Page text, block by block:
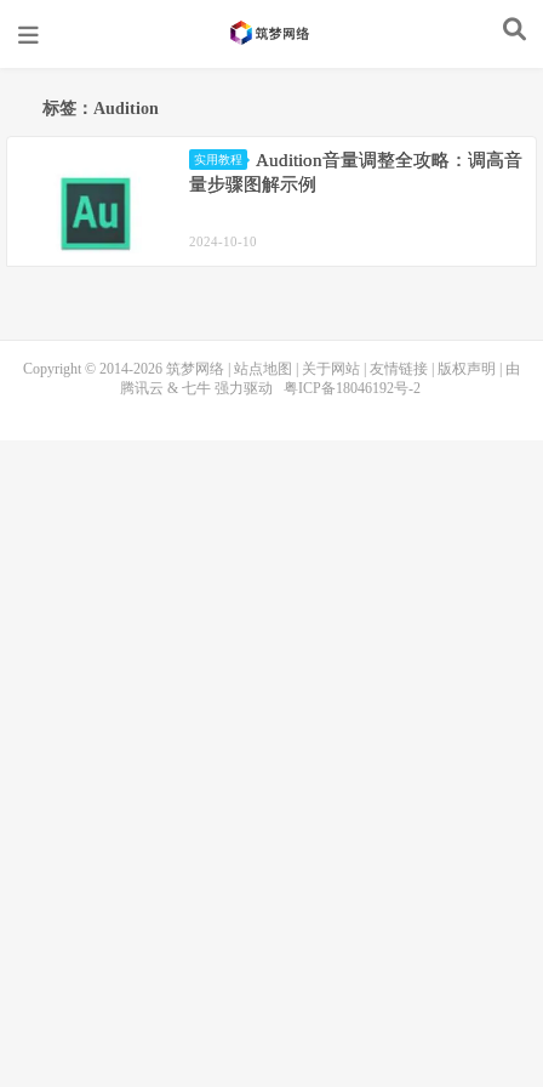
标签：Audition
实用教程
Audition音量调整全攻略：调高音
量步骤图解示例
2024-10-10
Copyright © 2014-2026 筑梦网络 站点地图 关于网站 友情链接 版权声明
| 由
腾讯云 & 七牛强力驱动 粤ICP备18046192号-2